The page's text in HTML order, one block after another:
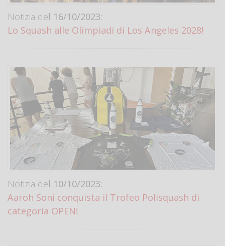
Notizia del 16/10/2023:
Lo Squash alle Olimpiadi di Los Angeles 2028!
Notizia del 10/10/2023:
Aaroh Soni conquista il Trofeo Polisquash di
categoria OPEN!